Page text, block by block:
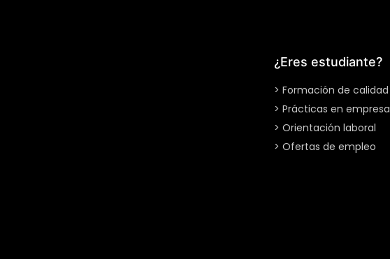
¿Eres estudiante?
> Formación de calidad
> Prácticas en empresa
> Orientación laboral
> Ofertas de empleo